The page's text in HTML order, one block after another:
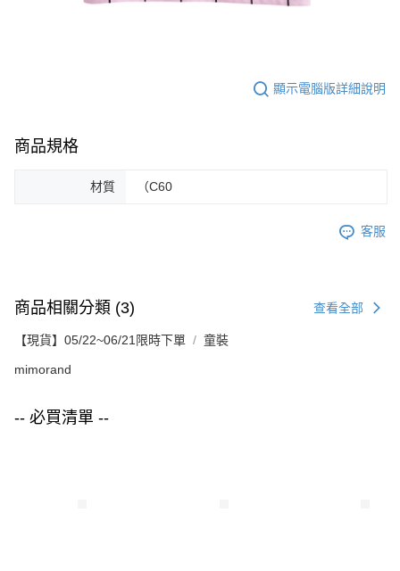
顯示電腦版詳細說明
商品規格
材質 （C60
客服
商品相關分類 (3) 查看全部
【現貨】05/22~06/21限時下單 童裝
mimorand
-- 必買清單 --